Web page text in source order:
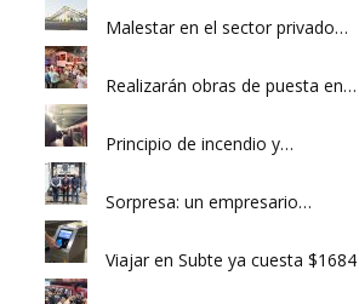
Malestar en el sector privado…
Realizarán obras de puesta en…
Principio de incendio y…
Sorpresa: un empresario…
Viajar en Subte ya cuesta $1684